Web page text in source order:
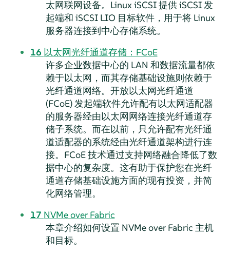
太网联网设备。Linux iSCSI 提供 iSCSI 发
起端和 iSCSI LIO 目标软件，用于将 Linux
服务器连接到中心存储系统。
16 以太网光纤通道存储：FCoE
许多企业数据中心的 LAN 和数据流量都依
赖于以太网，而其存储基础设施则依赖于
光纤通道网络。开放以太网光纤通道
(FCoE) 发起端软件允许配有以太网适配器
的服务器经由以太网网络连接光纤通道存
储子系统。而在以前，只允许配有光纤通
道适配器的系统经由光纤通道架构进行连
接。FCoE 技术通过支持网络融合降低了数
据中心的复杂度。这有助于保护您在光纤
通道存储基础设施方面的现有投资，并简
化网络管理。
17 NVMe over Fabric
本章介绍如何设置 NVMe over Fabric 主机
和目标。